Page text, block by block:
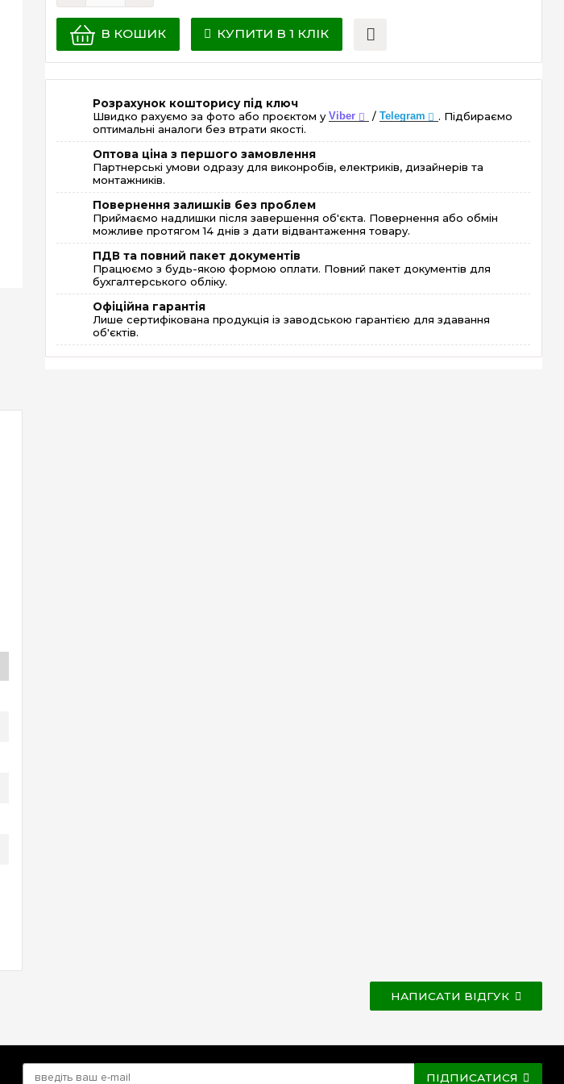
В КОШИК КУПИТИ В 1 КЛІК
Розрахунок кошторису під ключ
Швидко рахуємо за фото або проєктом уViber / Telegram
. Підбираємо
оптимальні аналоги без втрати якості.
Оптова ціна з першого замовлення
Партнерські умови одразу для виконробів, електриків, дизайнерів та
монтажників.
Повернення залишків без проблем
Приймаємо надлишки після завершення об'єкта. Повернення або обмін
можливе протягом 14 днів з дати відвантаження товару.
ПДВ та повний пакет документів
Працюємо з будь-якою формою оплати. Повний пакет документів для
бухгалтерського обліку.
Офіційна гарантія
Лише сертифікована продукція із заводською гарантією для здавання
об'єктів.
НАПИСАТИ ВІДГУК
ПІДПИСАТИСЯ